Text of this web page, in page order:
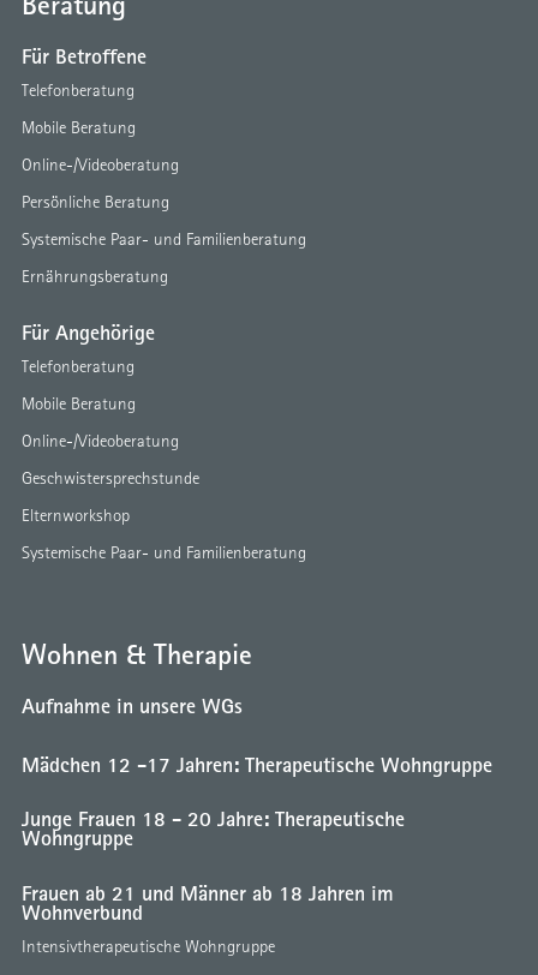
Für Betroffene
Telefonberatung
Mobile Beratung
Online-/Videoberatung
Persönliche Beratung
Systemische Paar- und Familienberatung
Ernährungsberatung
Für Angehörige
Telefonberatung
Mobile Beratung
Online-/Videoberatung
Geschwistersprechstunde
Elternworkshop
Systemische Paar- und Familienberatung
Wohnen & Therapie
Aufnahme in unsere WGs
Mädchen 12 -17 Jahren: Therapeutische Wohngruppe
Junge Frauen 18 - 20 Jahre: Therapeutische
Wohngruppe
Frauen ab 21 und Männer ab 18 Jahren im
Wohnverbund
Intensivtherapeutische Wohngruppe